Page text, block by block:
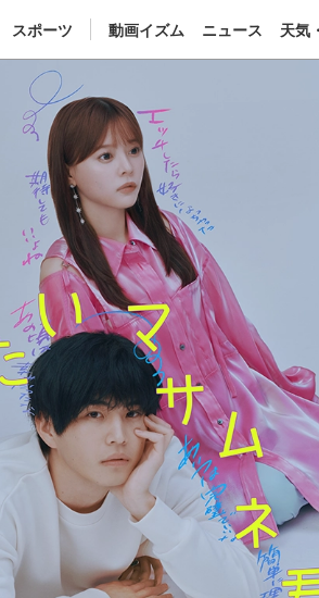
スポーツ 動画イズム ニュース 天気